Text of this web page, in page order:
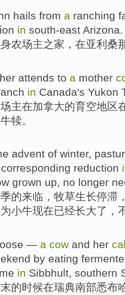
hails from a ranching
in south-east Arizona.
农场主之家 ， 在亚利桑
attends to a mother
in Canada's Yukon
主在加拿大的育空地区
犊。
advent of winter,
corresponding reduction
grown up, no longer
的来临 ， 牧草生长停滞
小牛现在已经长大了，
— a cow and her
by eating
in Sibbhult, southern
的时候在瑞典南部悉布